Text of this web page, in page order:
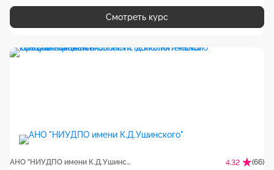
Смотреть курс
АНО "НИУДПО имени К.Д.Ушинского" 4.32 (66)